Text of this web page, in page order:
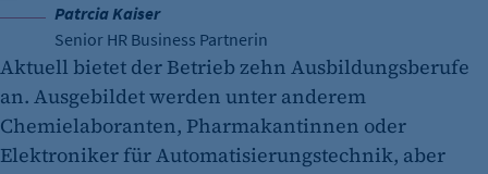
Patrcia Kaiser
Senior HR Business Partnerin
Aktuell bietet der Betrieb zehn Ausbildungsberufe
an. Ausgebildet werden unter anderem
Chemielaboranten, Pharmakantinnen oder
Elektroniker für Automatisierungstechnik, aber